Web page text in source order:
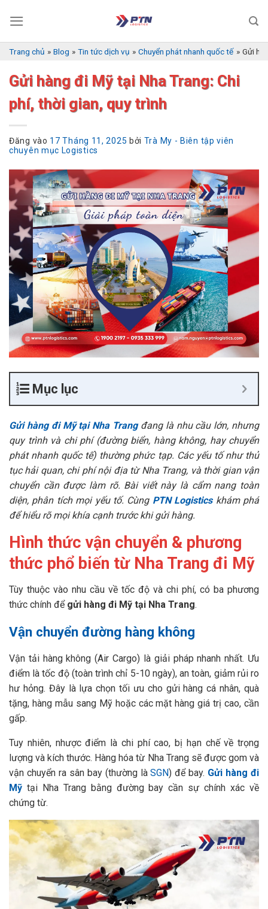
qua
dungTrang chủ » Blog » Tin tức dịch vụ » Chuyển phát nhanh quốc tế » Gửi
Gửi hàng đi Mỹ tại Nha Trang: Chi
phí, thời gian, quy trình
Đăng vào 17 Tháng 11, 2025 bởi Trà My - Biên tập viên
chuyên mục Logistics
Mục lục
Gửi hàng đi Mỹ tại Nha Trangđang là nhu cầu lớn, nhưng
quy trình và chi phí (đường biển, hàng không, hay chuyển
phát nhanh quốc tế) thường phức tạp. Các yếu tố như thủ
tục hải quan, chi phí nội địa từ Nha Trang, và thời gian vận
chuyển cần được làm rõ. Bài viết này là cẩm nang toàn
diện, phân tích mọi yếu tố. Cùng PTN Logisticskhám phá
để hiểu rõ mọi khía cạnh trước khi gửi hàng.
Hình thức vận chuyển & phương
thức phổ biến từ Nha Trang đi Mỹ
Tùy thuộc vào nhu cầu về tốc độ và chi phí, có ba phương
thức chính để gửi hàng đi Mỹ tại Nha Trang.
Vận chuyển đường hàng không
Vận tải hàng không (Air Cargo) là giải pháp nhanh nhất. Ưu
điểm là tốc độ (toàn trình chỉ 5-10 ngày), an toàn, giảm rủi ro
hư hỏng. Đây là lựa chọn tối ưu cho gửi hàng cá nhân, quà
tặng, hàng mẫu sang Mỹ hoặc các mặt hàng giá trị cao, cần
gấp.
Tuy nhiên, nhược điểm là chi phí cao, bị hạn chế về trọng
lượng và kích thước. Hàng hóa từ Nha Trang sẽ được gom và
vận chuyển ra sân bay (thường làSGN) để bay. Gửi hàng đi
Mỹ tại Nha Trang bằng đường bay cần sự chính xác về
chứng từ.